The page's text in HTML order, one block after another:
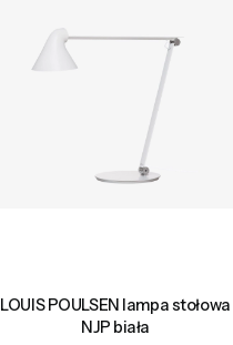
LOUIS POULSEN lampa stołowa
NJP biała